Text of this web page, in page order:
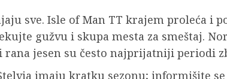
sve. Isle of Man TT krajem proleća i
gužvu i skupa mesta za smeštaj.
rana jesen su često najprijatniji periodi
imaju kratku sezonu; informišite